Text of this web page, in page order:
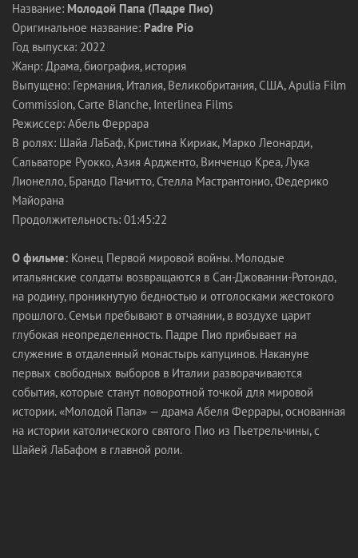
Название: Молодой Папа (Падре Пио)
Оригинальное название: Padre Pio
Год выпуска: 2022
Жанр: Драма, биография, история
Выпущено: Германия, Италия, Великобритания, США, Apulia Film
Commission, Carte Blanche, Interlinea Films
Режиссер: Абель Феррара
В ролях: Шайа ЛаБаф, Кристина Кириак, Марко Леонарди,
Сальваторе Руокко, Азия Ардженто, Винченцо Креа, Лука
Лионелло, Брандо Пачитто, Стелла Мастрантонио, Федерико
Майорана
Продолжительность: 01:45:22
О фильме: Конец Первой мировой войны. Молодые
итальянские солдаты возвращаются в Сан-Джованни-Ротондо,
на родину, проникнутую бедностью и отголосками жестокого
прошлого. Семьи пребывают в отчаянии, в воздухе царит
глубокая неопределенность. Падре Пио прибывает на
служение в отдаленный монастырь капуцинов. Накануне
первых свободных выборов в Италии разворачиваются
события, которые станут поворотной точкой для мировой
истории. «Молодой Папа» — драма Абеля Феррары, основанная
на истории католического святого Пио из Пьетрельчины, с
Шайей ЛаБафом в главной роли.